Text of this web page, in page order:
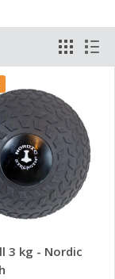
3 kg - Nordic